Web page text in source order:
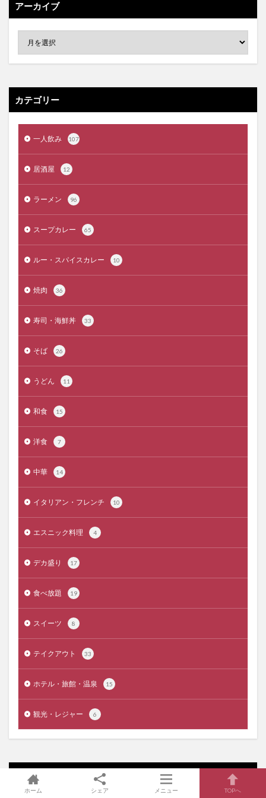
アーカイブ
カテゴリー
一人飲み 107
居酒屋 12
ラーメン 96
スープカレー 65
ルー・スパイスカレー 10
焼肉 36
寿司・海鮮丼 33
そば 26
うどん 11
和食 15
洋食 7
中華 14
イタリアン・フレンチ 10
エスニック料理 4
デカ盛り 17
食べ放題 19
スイーツ 8
テイクアウト 33
ホテル・旅館・温泉 15
観光・レジャー 6
タグ
ホーム シェア メニュー TOPへ